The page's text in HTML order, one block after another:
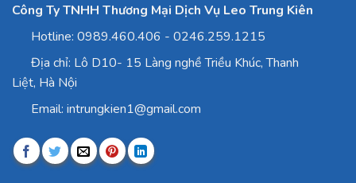
Công Ty TNHH Thương Mại Dịch Vụ Leo Trung Kiên
Hotline: 0989.460.406 - 0246.259.1215
Địa chỉ: Lô D10- 15 Làng nghề Triều Khúc, Thanh
Liệt, Hà Nội
Email: intrungkien1@gmail.com